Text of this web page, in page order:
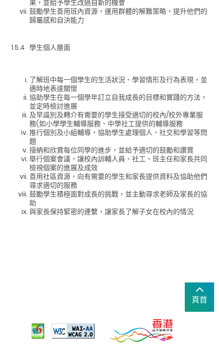
果，並給予學生改過自新的機會
鼓勵學生善用班內資源，運用群體的解難策略，提升他們的
歸屬感和自決能力
1.5.4 學生個人層面
了解班中每一個學生的生活狀況、學習情形及行為表現，並
適時地表達關懷
協助學生在每一個學年訂立自我成長的目標和實踐的方法，
並定時檢討進展
及早識別及轉介有需要的學生接受適切的校內/校外專業服
務(如小學學生輔導服務、中學社工提供的輔導服務
推行個別及小組輔導，協助學生處理個人、社交和學習等問
題
接納和欣賞每位同學的進步，並給予適切的鼓勵和讚賞
舉行個案會議，讓校內訓輔人員、社工、班主任和家長共同
檢視個案的進展及成效
善用社區資源，向有需要的學生和家長提供資料及協助他們
尋求適切的服務
鼓勵學生積極面對成長的挑戰，並主動尋求老師及家長的協
助
與家長保持緊密的連繫，讓家長了解子女在校內的情況
頁首